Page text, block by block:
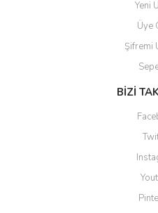
Yeni
Üye
Şifremi
BİZİ